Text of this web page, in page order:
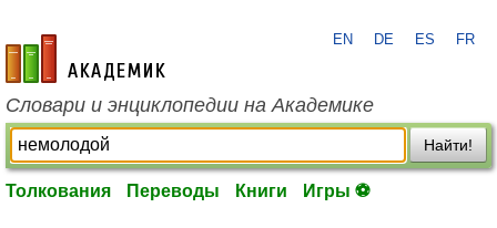
academic.ru
EN DE ES FR
Словари и энциклопедии на Академике
Найти!
Толкования Переводы Книги Игры ⚽